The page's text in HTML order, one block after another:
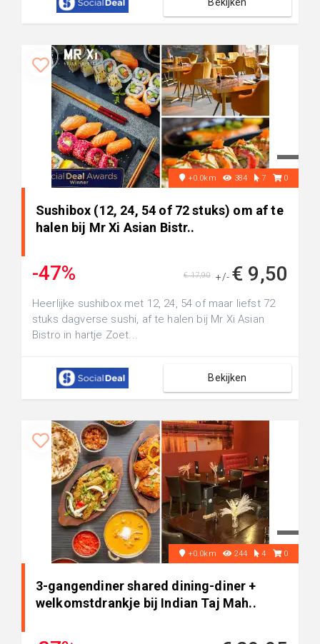
+0.0km 384 7 0
Sushibox (12, 24, 54 of 72 stuks) om af te
halen bij Mr Xi Asian Bistr..
-47% +/- € 9,50
€ 17,90
Heerlijke sushibox met 12, 24, 54 of maar liefst 72
stuks dagverse sushi, af te halen bij Mr Xi Asian
Bistro in hartje Zoet...
Bekijken
+0.0km 244 4 0
3-gangendiner shared dining-diner +
welkomstdrankje bij Indian Taj Mah..